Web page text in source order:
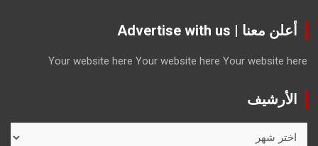
أعلن معنا | Advertise with us
Your website here Your website here Your website here
الأرشيف